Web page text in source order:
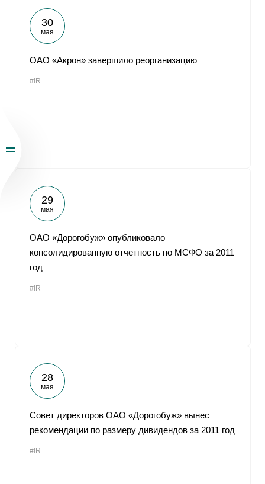
30
мая
ОАО «Акрон» завершило реорганизацию
#IR
29
мая
ОАО «Дорогобуж» опубликовало
консолидированную отчетность по МСФО за 2011
год
#IR
28
мая
Совет директоров ОАО «Дорогобуж» вынес
рекомендации по размеру дивидендов за 2011 год
#IR